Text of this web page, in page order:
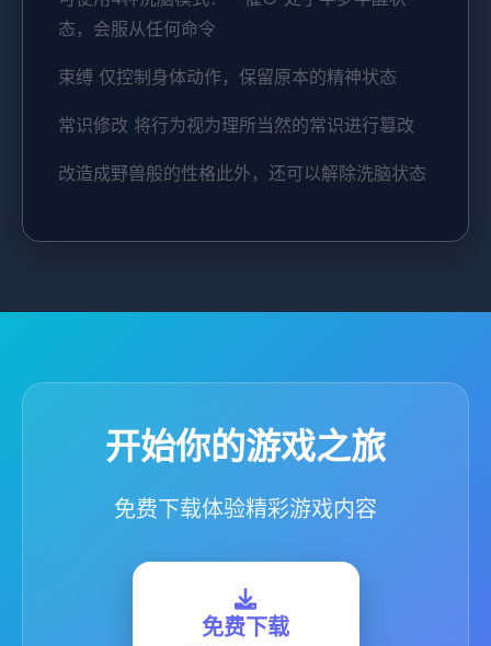
态，会服从任何命令
束缚 仅控制身体动作，保留原本的精神状态
常识修改 将行为视为理所当然的常识进行篡改
改造成野兽般的性格此外，还可以解除洗脑状态
开始你的游戏之旅
免费下载体验精彩游戏内容
免费下载